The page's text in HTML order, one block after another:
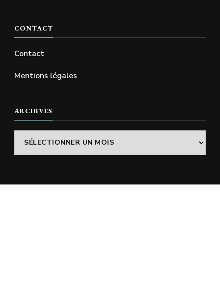
CONTACT
Contact
Mentions légales
ARCHIVES
Archives